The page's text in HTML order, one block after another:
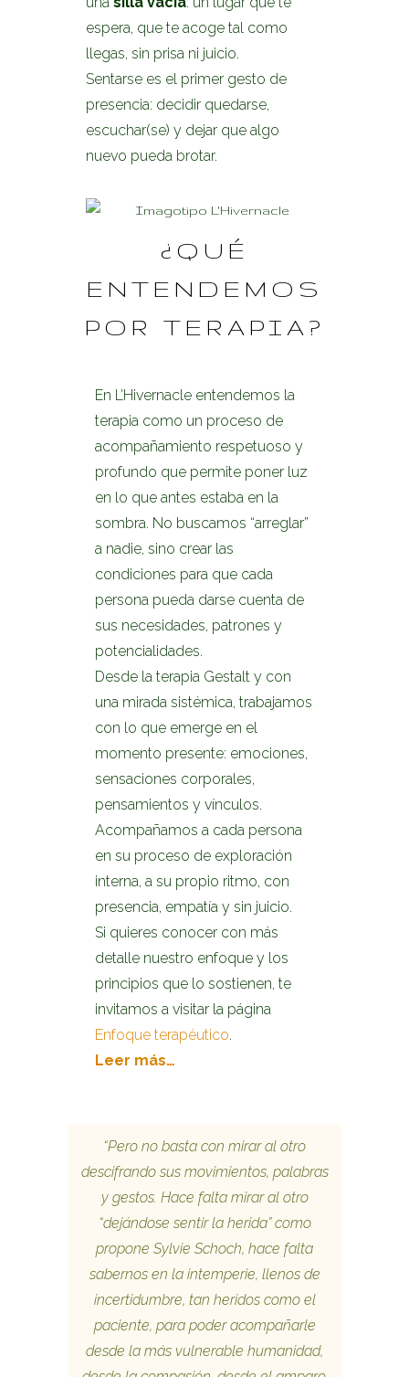
espera, que te acoge tal como
llegas, sin prisa ni juicio.
Sentarse es el primer gesto de
presencia: decidir quedarse,
escuchar(se) y dejar que algo
nuevo pueda brotar.
¿QUÉ
ENTENDEMOS
POR TERAPIA?
En L’Hivernacle entendemos la
terapia como un proceso de
acompañamiento respetuoso y
profundo que permite poner luz
en lo que antes estaba en la
sombra. No buscamos “arreglar”
a nadie, sino crear las
condiciones para que cada
persona pueda darse cuenta de
sus necesidades, patrones y
potencialidades.
Desde la terapia Gestalt y con
una mirada sistémica, trabajamos
con lo que emerge en el
momento presente: emociones,
sensaciones corporales,
pensamientos y vínculos.
Acompañamos a cada persona
en su proceso de exploración
interna, a su propio ritmo, con
presencia, empatía y sin juicio.
Si quieres conocer con más
detalle nuestro enfoque y los
principios que lo sostienen, te
invitamos a visitar la página
Enfoque terapéutico.
Leer más…
“Pero no basta con mirar al otro
descifrando sus movimientos, palabras
y gestos. Hace falta mirar al otro
“dejándose sentir la herida” como
propone Sylvie Schoch, hace falta
sabernos en la intemperie, llenos de
incertidumbre, tan heridos como el
paciente, para poder acompañarle
desde la más vulnerable humanidad,